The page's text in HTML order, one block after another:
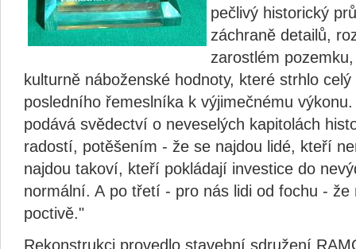
pečlivý historický
záchraně detailů,
zarostlém
kulturně náboženské hodnoty, které strhlo
posledního řemeslníka k výjimečnému
podává svědectví o neveselých kapitolách
radostí, potěšením - že se najdou lidé, kteří
najdou takoví, kteří pokládají investice do
normální. A po třetí - pro nás lidi od fochu - že
poctivě."
Rekonstrukci provedlo stavební sdružení